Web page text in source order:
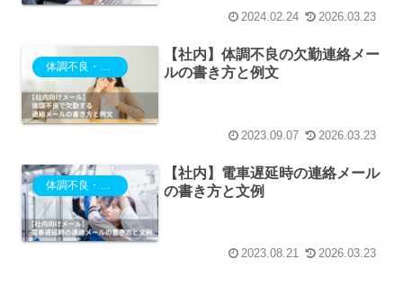
2024.02.24 2026.03.23
体調不良・欠勤・電車遅延
【社内】体調不良の欠勤連絡メー
ルの書き方と例文
2023.09.07 2026.03.23
【社内】電車遅延時の連絡メール
の書き方と文例
2023.08.21 2026.03.23